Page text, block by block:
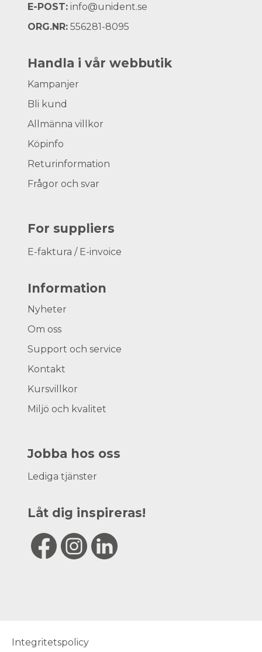
E-POST: info@unident.se
ORG.NR: 556281-8095
Handla i vår webbutik
Kampanjer
Bli kund
Allmänna villkor
Köpinfo
Returinformation
Frågor och svar
For suppliers
E-faktura / E-invoice
Information
Nyheter
Om oss
Support och service
Kontakt
Kursvillkor
Miljö och kvalitet
Jobba hos oss
Lediga tjänster
Låt dig inspireras!
Integritetspolicy